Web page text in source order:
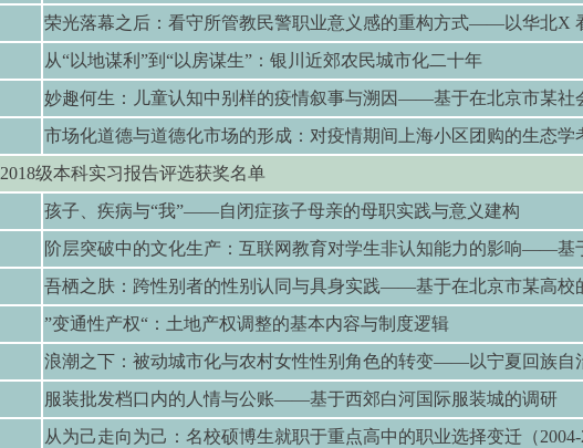
荣光落幕之后：看守所管教民警职业意义感的重构方式——以华北X
从“以地谋利”到“以房谋生”：银川近郊农民城市化二十年
妙趣何生：儿童认知中别样的疫情叙事与溯因——基于在北京市某社
市场化道德与道德化市场的形成：对疫情期间上海小区团购的生态学
2018级本科实习报告评选获奖名单
孩子、疾病与“我”——自闭症孩子母亲的母职实践与意义建构
阶层突破中的文化生产：互联网教育对学生非认知能力的影响——基
吾栖之肤：跨性别者的性别认同与具身实践——基于在北京市某高校
”变通性产权“ ：土地产权调整的基本内容与制度逻辑
浪潮之下：被动城市化与农村女性性别角色的转变——以宁夏回族自
服装批发档口内的人情与公账——基于西郊白河国际服装城的调研
从为己走向为己：名校硕博生就职于重点高中的职业选择变迁（2004-